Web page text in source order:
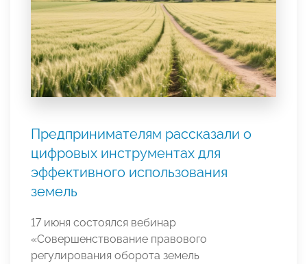
Предпринимателям рассказали о
цифровых инструментах для
эффективного использования
земель
17 июня состоялся вебинар
«Совершенствование правового
регулирования оборота земель